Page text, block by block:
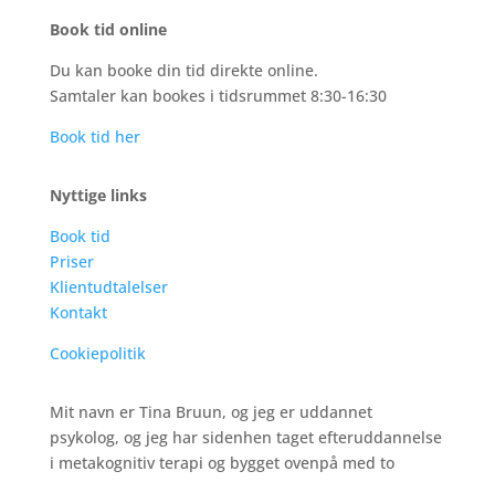
Book tid online
Du kan booke din tid direkte online.
Samtaler kan bookes i tidsrummet 8:30-16:30
Book tid her
Nyttige links
Book tid
Priser
Klientudtalelser
Kontakt
Cookiepolitik
Mit navn er Tina Bruun, og jeg er uddannet
psykolog, og jeg har sidenhen taget efteruddannelse
i metakognitiv terapi og bygget ovenpå med to